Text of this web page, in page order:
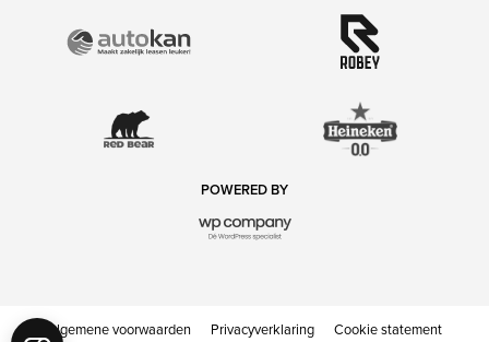
POWERED BY
Algemene voorwaarden Privacyverklaring Cookie statement